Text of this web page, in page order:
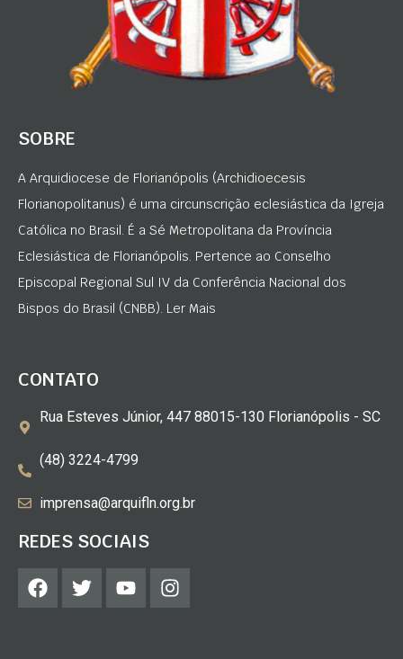
SOBRE
A Arquidiocese de Florianópolis (Archidioecesis
Florianopolitanus) é uma circunscrição eclesiástica da Igreja
Católica no Brasil. É a Sé Metropolitana da Província
Eclesiástica de Florianópolis. Pertence ao Conselho
Episcopal Regional Sul IV da Conferência Nacional dos
Bispos do Brasil (CNBB). Ler Mais
CONTATO
Rua Esteves Júnior, 447 88015-130 Florianópolis - SC
(48) 3224-4799
imprensa@arquifln.org.br
REDES SOCIAIS